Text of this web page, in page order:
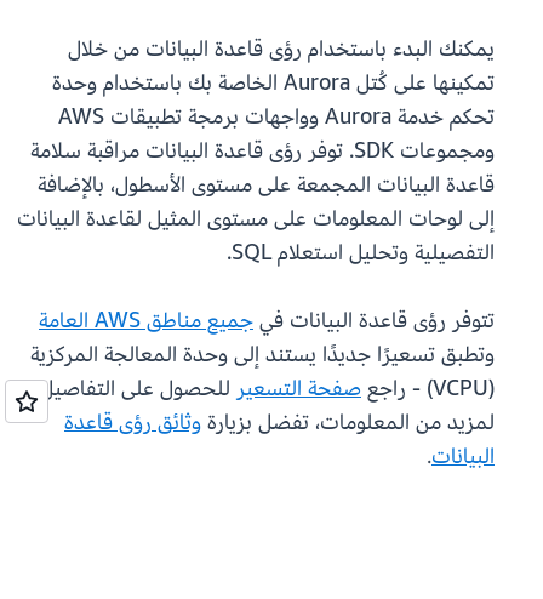
يمكنك البدء باستخدام رؤى قاعدة البيانات من خلال
تمكينها على كُتل Aurora الخاصة بك باستخدام وحدة
تحكم خدمة Aurora وواجهات برمجة تطبيقات AWS
ومجموعات SDK. توفر رؤى قاعدة البيانات مراقبة سلامة
قاعدة البيانات المجمعة على مستوى الأسطول، بالإضافة
إلى لوحات المعلومات على مستوى المثيل لقاعدة البيانات
التفصيلية وتحليل استعلام SQL.
تتوفر رؤى قاعدة البيانات فيجميع مناطق AWS العامة
وتطبق تسعيرًا جديدًا يستند إلى وحدة المعالجة المركزية
(VCPU) - راجع
صفحة التسعير للحصول على التفاصيل.
لمزيد من المعلومات، تفضل بزيارةوثائق رؤى قاعدة
البيانات.